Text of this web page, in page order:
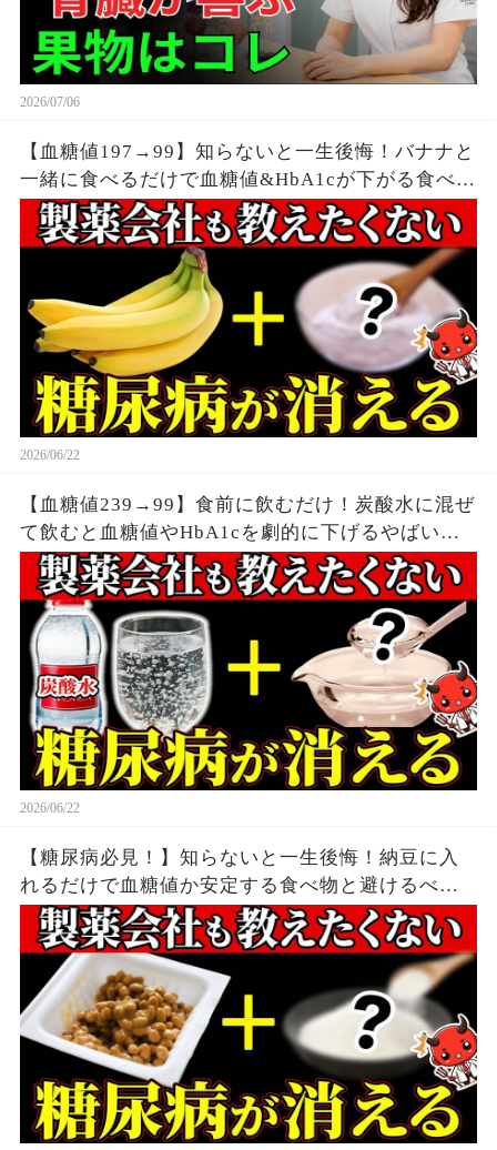
2026/07/06
【血糖値197→99】知らないと一生後悔！バナナと
一緒に食べるだけで血糖値&HbA1cが下がる食べ物
6選【糖尿病・高齢者・血糖値・HbA1c】
2026/06/22
【血糖値239→99】食前に飲むだけ！炭酸水に混ぜ
て飲むと血糖値やHbA1cを劇的に下げるやばい食
べ物7選【糖尿病・高齢者・血糖値・HbA1c】
2026/06/22
【糖尿病必見！】知らないと一生後悔！納豆に入
れるだけで血糖値か安定する食べ物と避けるべき
食べ方【糖尿病・高齢者・血糖値】